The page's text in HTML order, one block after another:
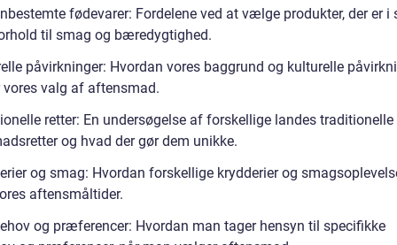
fødevarer: Fordelene ved at vælge produkter, der er i
til smag og bæredygtighed.
påvirkninger: Hvordan vores baggrund og kulturelle
vores valg af aftensmad.
retter: En undersøgelse af forskellige landes traditionelle
og hvad der gør dem unikke.
og smag: Hvordan forskellige krydderier og
aftensmåltider.
og præferencer: Hvordan man tager hensyn til specifikke